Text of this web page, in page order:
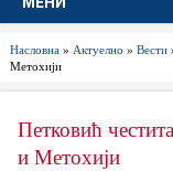
Насловна» Актуелно » Вести
Метохији
Петковић
и Метохији